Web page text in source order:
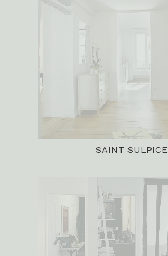
SAINT SULPICE